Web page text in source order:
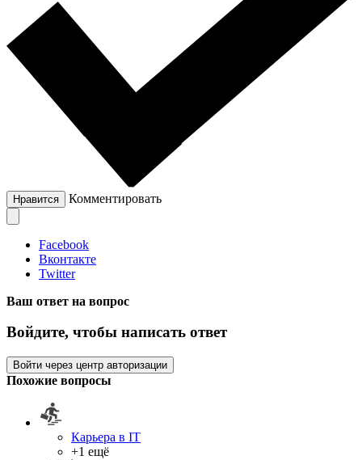
Нравится Комментировать
Facebook
Вконтакте
Twitter
Ваш ответ на вопрос
Войдите, чтобы написать ответ
Войти через центр авторизации
Похожие вопросы
Карьера в IT
+1 ещё